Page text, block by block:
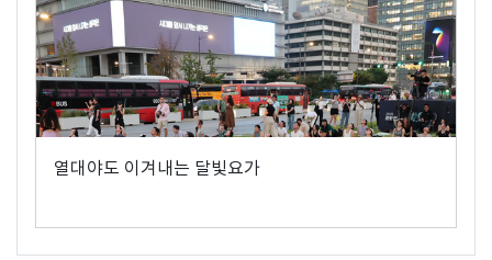
열대야도 이겨내는 달빛요가